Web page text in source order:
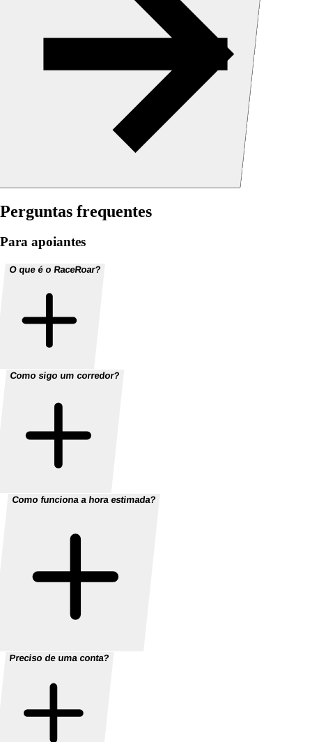
Perguntas frequentes
Para apoiantes
O que é o RaceRoar?
Como sigo um corredor?
Como funciona a hora estimada?
Preciso de uma conta?